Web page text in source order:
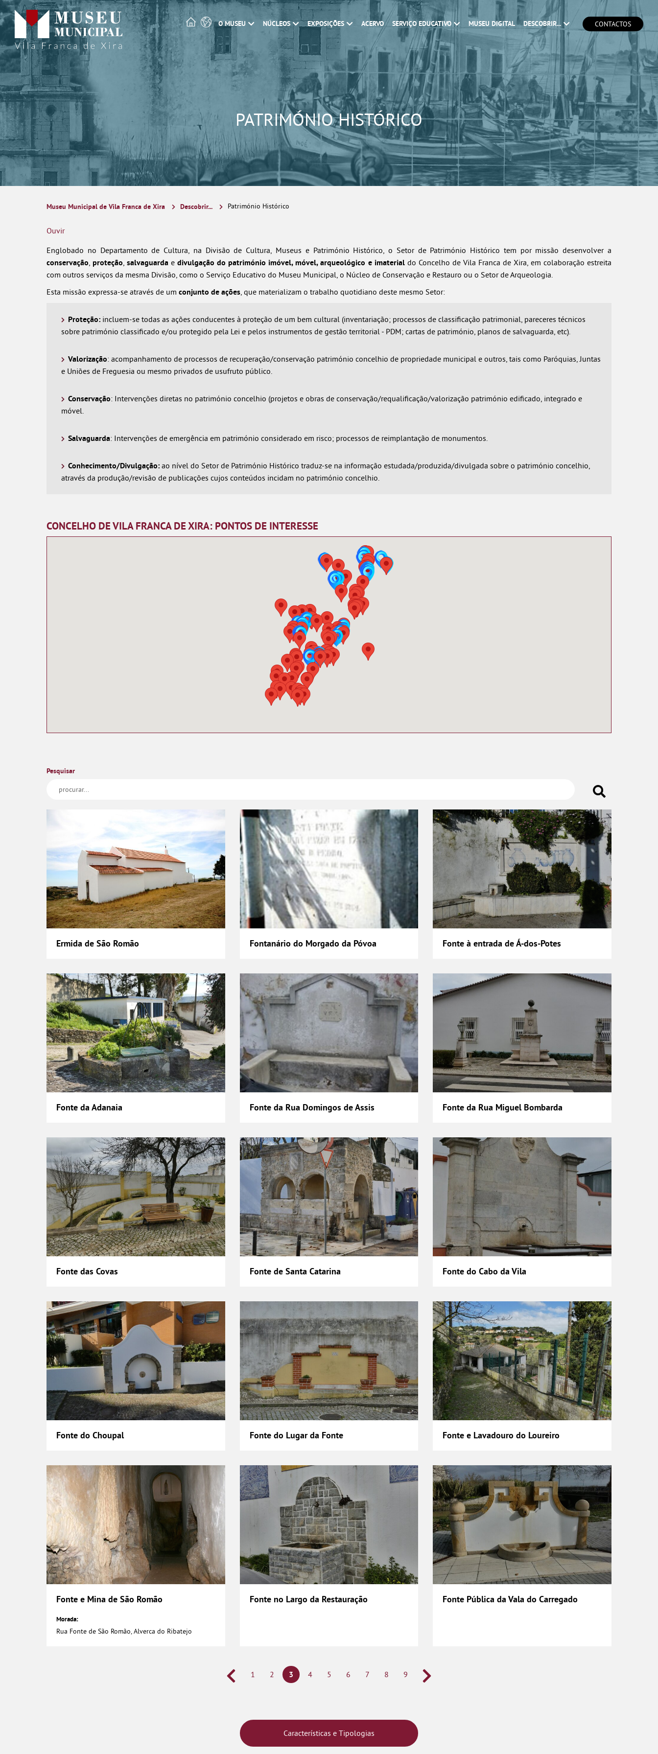
O MUSEU NÚCLEOS EXPOSIÇÕES ACERVO SERVIÇO EDUCATIVO MUSEU DIGITAL DESCOBRIR... CONTACTOS
PATRIMÓNIO HISTÓRICO
Museu Municipal de Vila Franca de Xira Descobrir... Património Histórico
Ouvir
Englobado no Departamento de Cultura, na Divisão de Cultura, Museus e Património Histórico, o Setor de Património Histórico tem por missão desenvolver a
conservação, proteção,salvaguarda edivulgação do património imóvel, móvel, arqueológico e imaterialdo Concelho de Vila Franca de Xira, em colaboração estreita
com outros serviços da mesma Divisão, como o Serviço Educativo do Museu Municipal, o Núcleo de Conservação e Restauro ou o Setor de Arqueologia.
Esta missão expressa-se através de um conjunto de ações, que materializam o trabalho quotidiano deste mesmo Setor:
Proteção: incluem-se todas as ações conducentes à proteção de um bem cultural (inventariação; processos de classificação patrimonial, pareceres técnicos
sobre património classificado e/ou protegido pela Lei e pelos instrumentos de gestão territorial - PDM; cartas de património, planos de salvaguarda, etc).
Valorização: acompanhamento de processos de recuperação/conservação património concelhio de propriedade municipal e outros, tais como Paróquias, Juntas
e Uniões de Freguesia ou mesmo privados de usufruto público.
Conservação: Intervenções diretas no património concelhio (projetos e obras de conservação/requalificação/valorização património edificado, integrado e
móvel.
Salvaguarda: Intervenções de emergência em património considerado em risco; processos de reimplantação de monumentos.
Conhecimento/Divulgação: ao nível do Setor de Património Histórico traduz-se na informação estudada/produzida/divulgada sobre o património concelhio,
através da produção/revisão de publicações cujos conteúdos incidam no património concelhio.
CONCELHO DE VILA FRANCA DE XIRA: PONTOS DE INTERESSE
Pesquisar
Ermida de São Romão
Fontanário do Morgado da Póvoa
Fontanário do Morgado da Póvoa
Fonte à entrada de Á-dos-Potes
Fonte à entrada de Á-dos-Potes
Fonte da Adanaia
Fonte da Adanaia
Fonte da Rua Domingos de Assis
Fonte da Rua Domingos de Assis
Fonte da Rua Miguel Bombarda
Fonte da Rua Miguel Bombarda
Fonte das Covas
Fonte das Covas
Fonte de Santa Catarina
Fonte de Santa Catarina
Fonte do Cabo da Vila
Fonte do Cabo da Vila
Fonte do Choupal
Fonte do Choupal
Fonte do Lugar da Fonte
Fonte do Lugar da Fonte
Fonte e Lavadouro do Loureiro
Fonte e Lavadouro do Loureiro
Fonte e Mina de São Romão
Fonte e Mina de São Romão
Rua Fonte de São Romão, Alverca do Ribatejo
Fonte no Largo da Restauração
Fonte no Largo da Restauração
Fonte Pública da Vala do Carregado
Fonte Pública da Vala do Carregado
1 2 3 4 5 6 7 8 9
Características e Tipologias